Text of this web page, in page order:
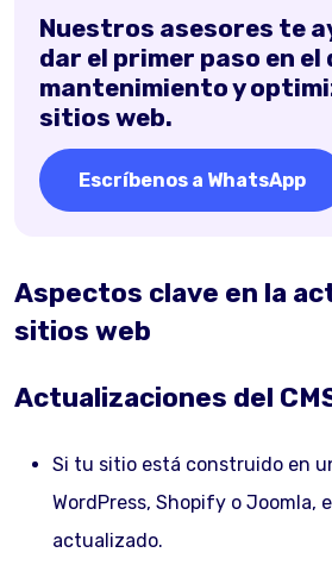
Nuestros asesores te
dar el primer paso en
mantenimiento y
sitios web.
Escríbenos a WhatsApp
Aspectos clave en la
sitios web
Actualizaciones del
Si tu sitio está construido en
WordPress, Shopify o Joomla,
actualizado.